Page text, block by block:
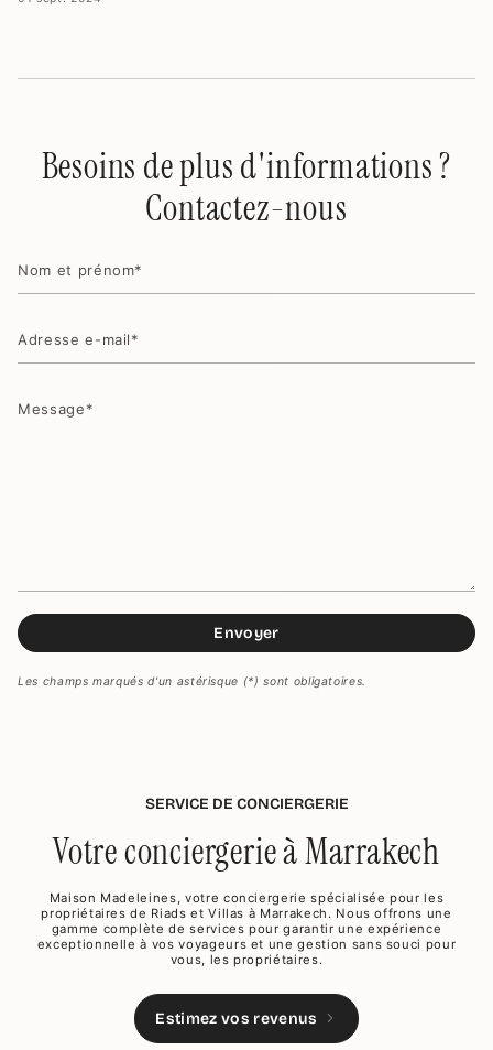
Besoins de plus d'informations ?
Contactez-nous
et
prénom
e-
mail
Envoyer
Les champs marqués d'un astérisque (*) sont obligatoires.
SERVICE DE CONCIERGERIE
Votre conciergerie à Marrakech
Maison Madeleines, votre conciergerie spécialisée pour les
propriétaires de Riads et Villas à Marrakech. Nous offrons une
gamme complète de services pour garantir une expérience
exceptionnelle à vos voyageurs et une gestion sans souci pour
vous, les propriétaires.
Estimez vos revenus